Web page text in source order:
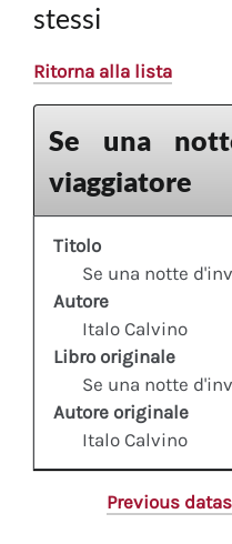
stessi
Ritorna alla lista
Se una
viaggiatore
Titolo
Se una notte
Autore
Italo Calvino
Libro originale
Se una notte
Autore originale
Italo Calvino
Previous